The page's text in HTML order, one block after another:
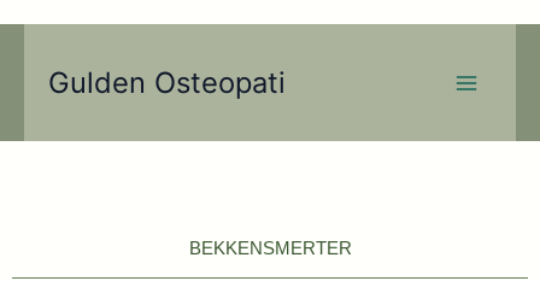
innholdet
Gulden Osteopati
Menu
BEKKENSMERTER